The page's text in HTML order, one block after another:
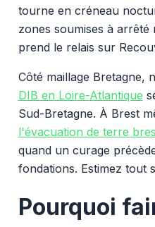
tourne en créneau
zones soumises à
prend le relais sur
Côté maillage Bretagne,
DIB en Loire-Atlantique
Sud-Bretagne. À Brest
l'évacuation de terre
quand un curage
fondations. Estimez tout
Pourquoi